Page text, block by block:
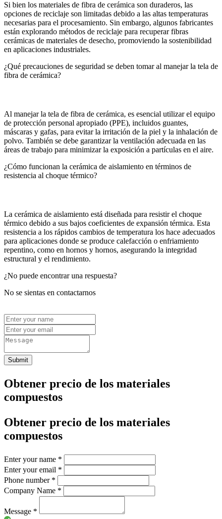
Si bien los materiales de fibra de cerámica son duraderos, las
opciones de reciclaje son limitadas debido a las altas temperaturas
necesarias para el procesamiento. Sin embargo, algunos fabricantes
están explorando métodos de reciclaje para recuperar fibras
cerámicas de materiales de desecho, promoviendo la sostenibilidad
en aplicaciones industriales.
¿Qué precauciones de seguridad se deben tomar al manejar la tela de
fibra de cerámica?
Al manejar la tela de fibra de cerámica, es esencial utilizar el equipo
de protección personal apropiado (PPE), incluidos guantes,
máscaras y gafas, para evitar la irritación de la piel y la inhalación de
polvo. También se debe garantizar la ventilación adecuada en las
áreas de trabajo para minimizar la exposición a partículas en el aire.
¿Cómo funcionan la cerámica de aislamiento en términos de
resistencia al choque térmico?
La cerámica de aislamiento está diseñada para resistir el choque
térmico debido a sus bajos coeficientes de expansión térmica. Esta
resistencia a los rápidos cambios de temperatura los hace adecuados
para aplicaciones donde se produce calefacción o enfriamiento
repentino, como en hornos y hornos, asegurando la integridad
estructural y el rendimiento.
¿No puede encontrar una respuesta?
No se sientas en contactarnos
Submit
Obtener precio de los materiales
compuestos
Obtener precio de los materiales
compuestos
Enter your name *
Enter your email *
Phone number *
Company Name *
Message *